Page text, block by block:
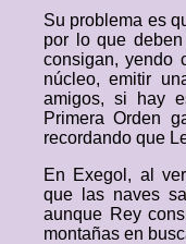
Su problema es
por lo que
consigan, yendo
núcleo, emitir
amigos, si hay
Primera Orden
recordando que
En Exegol, al
que las naves
aunque Rey
montañas en